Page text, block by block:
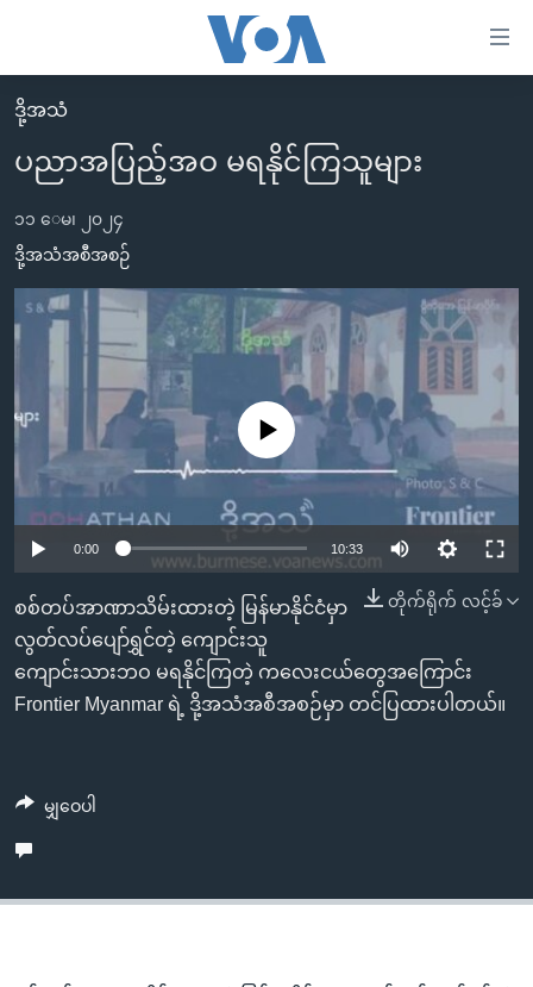
လွယ်ကူ
စေ
သည့်
Link
များ
ပင်မ
အကြောင်းအရာ
ကျော်
ကြည့်
ရန်
ညွန်း
စာမျက်နှာ
သို့
ကျော်
ကြည့်
ရန်
သို့
မူလစာမျက်နှာ
မြန်မာ
နိုင်ငံတကာ
အမေရိကန်
တရုတ်
အစ္စရေး-ပါလက်စတိုင်း
ဗွီဒီယို
သတင်းလွတ်လပ်ခွင့်
ရပ်ဝန်းတခု လမ်းတခု အလွန်
အင်္ဂလိပ်စာလေ့လာမယ်
အမေရိကန်သုံးအီဒီယံ
မကြေးမုံရဲ့ အင်္ဂလိပ်စာ
ရုပ်ရှင်ထဲက အင်္ဂလိပ်စာ
သုတပဒေသာ အင်္ဂလိပ်စာ
အပတ်စဉ်ကဏ္ဍများ
ရေဒီယို
တီဗွီ
ရေဒီယိုနှင့်ရုပ်သံ အချက်အလက်များ
ရေဒီယို/တီဗွီအစီအစဉ်
Learning English
ဗွီအိုအေ လူမှုကွန်ယက်များ
ဒို့အသံ
ပညာအပြည့်အဝ မရနိုင်ကြသူများ
၁၁ ေမ၊ ၂၀၂၄
ဒို့အသံအစီအစဉ်
No media source currently available
0:00 10:33
တိုက်ရိုက် လင့်ခ်
စစ်တပ်အာဏာသိမ်းထားတဲ့ မြန်မာနိုင်ငံမှာ
လွတ်လပ်ပျော်ရွှင်တဲ့ ကျောင်းသူ
ကျောင်းသားဘဝ မရနိုင်ကြတဲ့ ကလေးငယ်တွေအကြောင်း
Frontier Myanmar ရဲ့ ဒို့အသံအစီအစဉ်မှာ တင်ပြထားပါတယ်။
မျှဝေပါ